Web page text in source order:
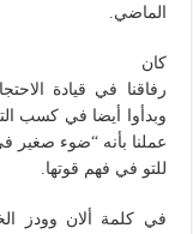
الماضي.
كان
رفاقنا في قيادة
وبدأوا أيضا في كسب
عملنا بأنه “ضوء صغير
للتو في فهم قوتها.
في كلمة ألان وودز